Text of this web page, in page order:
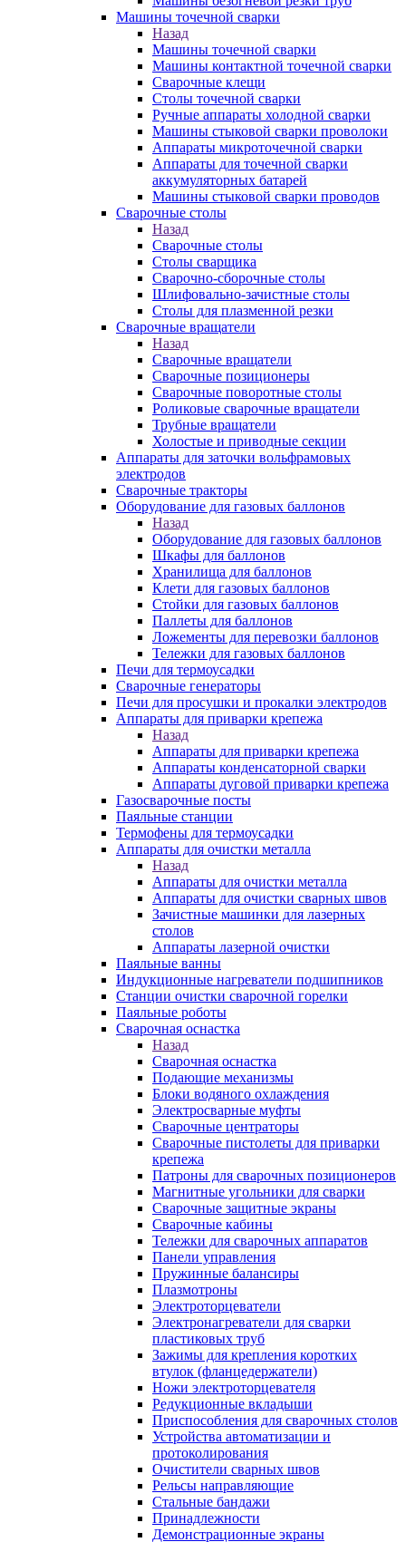
Машины точечной сварки
Назад
Машины точечной сварки
Машины контактной точечной сварки
Сварочные клещи
Столы точечной сварки
Ручные аппараты холодной сварки
Машины стыковой сварки проволоки
Аппараты микроточечной сварки
Аппараты для точечной сварки
аккумуляторных батарей
Машины стыковой сварки проводов
Сварочные столы
Назад
Сварочные столы
Столы сварщика
Сварочно-сборочные столы
Шлифовально-зачистные столы
Столы для плазменной резки
Сварочные вращатели
Назад
Сварочные вращатели
Сварочные позиционеры
Сварочные поворотные столы
Роликовые сварочные вращатели
Трубные вращатели
Холостые и приводные секции
Аппараты для заточки вольфрамовых
электродов
Сварочные тракторы
Оборудование для газовых баллонов
Назад
Оборудование для газовых баллонов
Шкафы для баллонов
Хранилища для баллонов
Клети для газовых баллонов
Стойки для газовых баллонов
Паллеты для баллонов
Ложементы для перевозки баллонов
Тележки для газовых баллонов
Печи для термоусадки
Сварочные генераторы
Печи для просушки и прокалки электродов
Аппараты для приварки крепежа
Назад
Аппараты для приварки крепежа
Аппараты конденсаторной сварки
Аппараты дуговой приварки крепежа
Газосварочные посты
Паяльные станции
Термофены для термоусадки
Аппараты для очистки металла
Назад
Аппараты для очистки металла
Аппараты для очистки сварных швов
Зачистные машинки для лазерных
столов
Аппараты лазерной очистки
Паяльные ванны
Индукционные нагреватели подшипников
Станции очистки сварочной горелки
Паяльные роботы
Сварочная оснастка
Назад
Сварочная оснастка
Подающие механизмы
Блоки водяного охлаждения
Электросварные муфты
Сварочные центраторы
Сварочные пистолеты для приварки
крепежа
Патроны для сварочных позиционеров
Магнитные угольники для сварки
Сварочные защитные экраны
Сварочные кабины
Тележки для сварочных аппаратов
Панели управления
Пружинные балансиры
Плазмотроны
Электроторцеватели
Электронагреватели для сварки
пластиковых труб
Зажимы для крепления коротких
втулок (фланцедержатели)
Ножи электроторцевателя
Редукционные вкладыши
Приспособления для сварочных столов
Устройства автоматизации и
протоколирования
Очистители сварных швов
Рельсы направляющие
Стальные бандажи
Принадлежности
Демонстрационные экраны